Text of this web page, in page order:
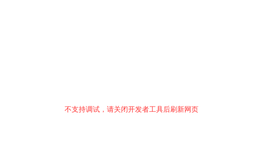
不支持调试，请关闭开发者工具后刷新网页